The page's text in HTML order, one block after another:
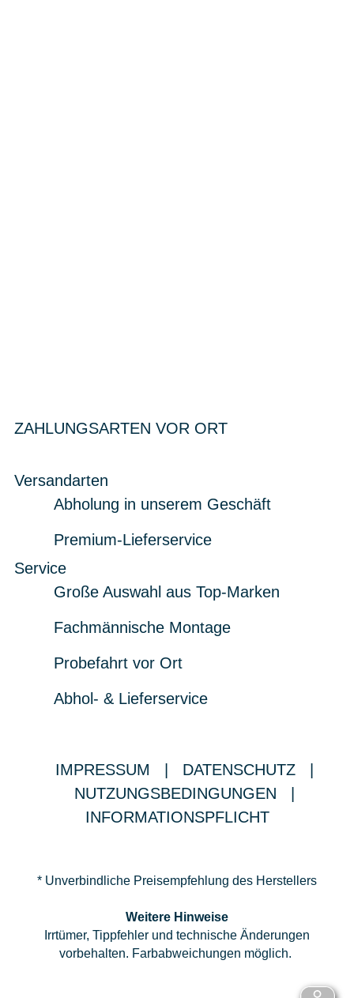
ZAHLUNGSARTEN VOR ORT
Versandarten
Abholung in unserem Geschäft
Premium-Lieferservice
Service
Große Auswahl aus Top-Marken
Fachmännische Montage
Probefahrt vor Ort
Abhol- & Lieferservice
IMPRESSUM DATENSCHUTZ
NUTZUNGSBEDINGUNGEN
INFORMATIONSPFLICHT
* Unverbindliche Preisempfehlung des Herstellers
Weitere Hinweise
Irrtümer, Tippfehler und technische Änderungen
vorbehalten. Farbabweichungen möglich.